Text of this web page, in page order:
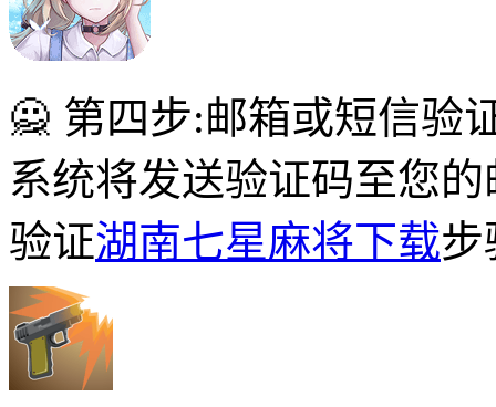
🙅 第四步:邮箱或短信验
系统将发送验证码至您
验证湖南七星麻将下载步